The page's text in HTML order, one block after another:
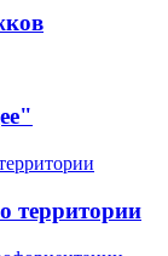
территории